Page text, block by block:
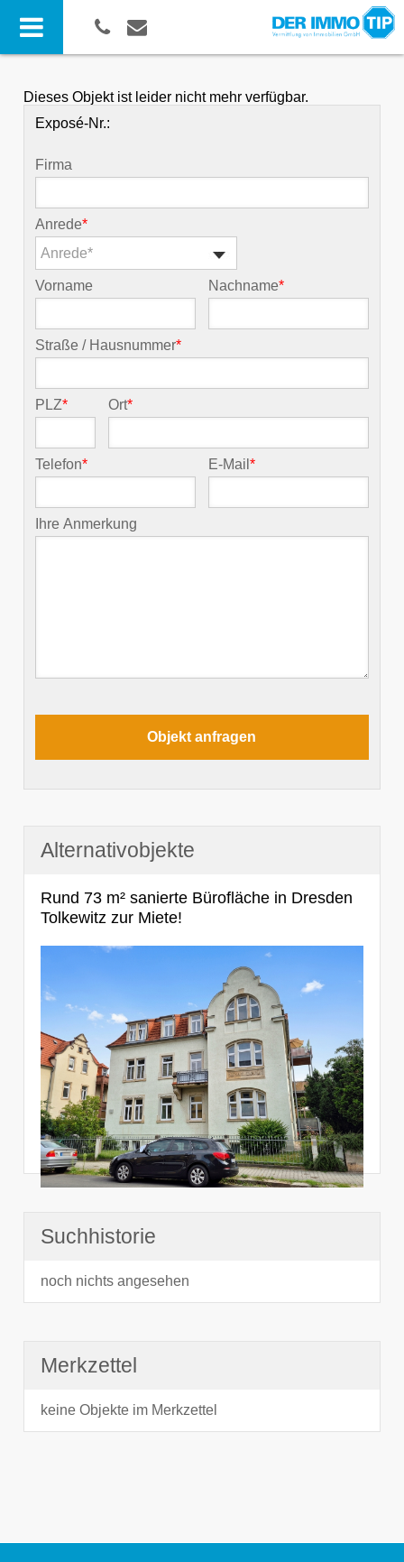
Dieses Objekt ist leider nicht mehr verfügbar.
Exposé-Nr.:
Firma
Anrede*
Anrede*
Vorname Nachname*
Straße / Hausnummer*
PLZ* Ort*
Telefon* E-Mail*
Ihre Anmerkung
Alternativobjekte
Rund 73 m² sanierte Bürofläche in Dresden
Tolkewitz zur Miete!
Suchhistorie
noch nichts angesehen
Merkzettel
keine Objekte im Merkzettel